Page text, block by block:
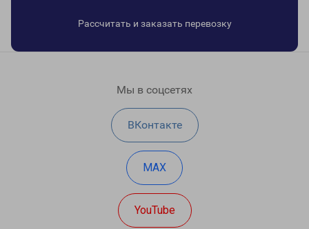
Рассчитать и заказать перевозку
Мы в соцсетях
ВКонтакте
MAX
YouTube